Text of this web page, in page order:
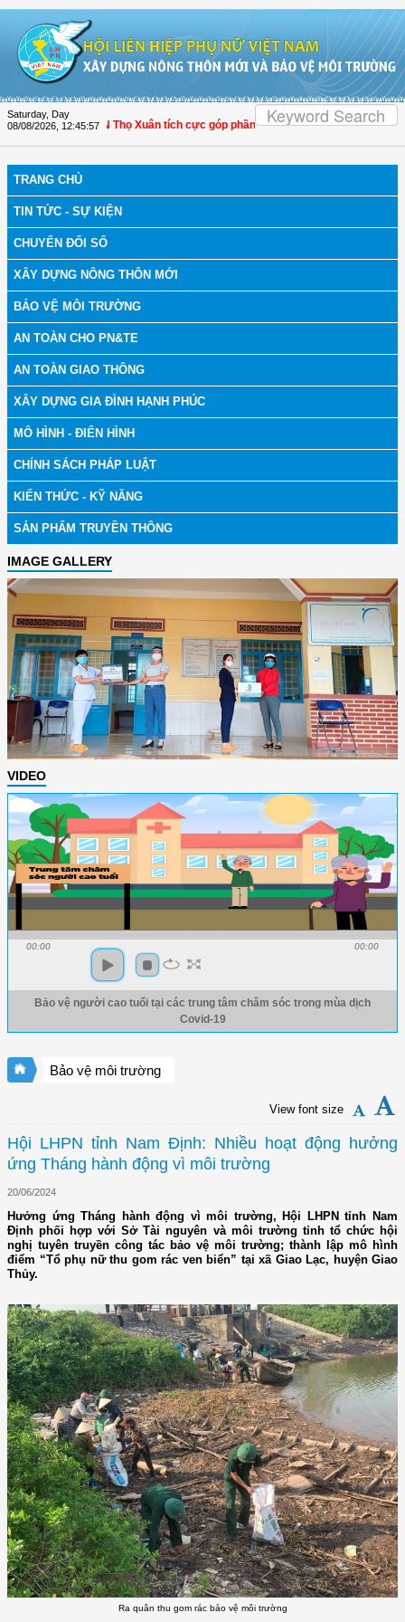
Saturday, Day
08/08/2026 12:45:58
Hóa: Hội LHPN Thọ Xuân tích cực góp phần nâng cao tỷ lệ người dân tham
TRANG CHỦ
TIN TỨC - SỰ KIỆN
CHUYỂN ĐỔI SỐ
XÂY DỰNG NÔNG THÔN MỚI
BẢO VỆ MÔI TRƯỜNG
AN TOÀN CHO PN&TE
AN TOÀN GIAO THÔNG
XÂY DỰNG GIA ĐÌNH HẠNH PHÚC
MÔ HÌNH - ĐIỂN HÌNH
CHÍNH SÁCH PHÁP LUẬT
KIẾN THỨC - KỸ NĂNG
SẢN PHẨM TRUYỀN THÔNG
IMAGE GALLERY
VIDEO
00:00 00:00
Bảo vệ người cao tuổi tại các trung tâm chăm sóc trong mùa dịch
Covid-19
Bảo vệ môi trường
View font size
Hội LHPN tỉnh Nam Định: Nhiều hoạt động hưởng
ứng Tháng hành động vì môi trường
20/06/2024
Hưởng ứng Tháng hành động vì môi trường, Hội LHPN tỉnh Nam
Định phối hợp với Sở Tài nguyên và môi trường tỉnh tổ chức hội
nghị tuyên truyền công tác bảo vệ môi trường; thành lập mô hình
điểm “Tổ phụ nữ thu gom rác ven biển” tại xã Giao Lạc, huyện Giao
Thủy.
Ra quân thu gom rác bảo vệ môi trường